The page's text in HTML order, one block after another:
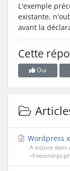
L'exemple
existante,
avant la
Cette
Oui
Wordpress
A inclure dans